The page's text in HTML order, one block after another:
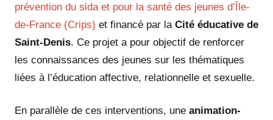
prévention du sida et pour la santé des jeunes d’Île-
de-France (Crips) et financé par la Cité éducative de
Saint-Denis. Ce projet a pour objectif de renforcer
les connaissances des jeunes sur les thématiques
liées à l’éducation affective, relationnelle et sexuelle.
En parallèle de ces interventions, une animation-